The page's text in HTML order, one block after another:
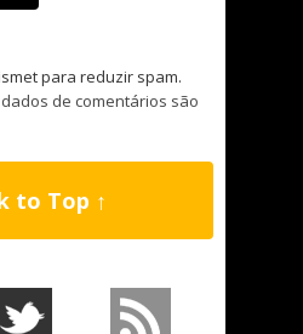
para reduzir spam.
de comentários são
to Top ↑